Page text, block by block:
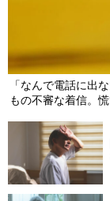
「なんで電話に出
もの不審な着信。